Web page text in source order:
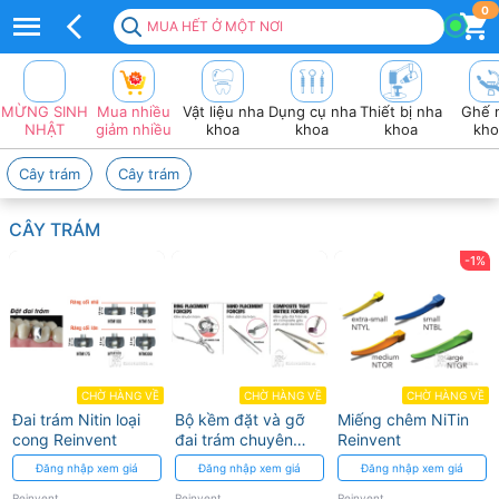
MUA HẾT Ở MỘT NƠI
0
Top
100+
sản
Phẩm
REINVENT
Giá
tốt
2026
❤️
đầy
đủ
MỪNG SINH
NHẬT
Mua nhiều
giảm nhiều
Vật liệu nha
khoa
Dụng cụ nha
khoa
Thiết bị nha
khoa
Ghế
Cây trám Cây trám
CÂY TRÁM
CHỜ HÀNG VỀ
Đai trám Nitin loại
cong Reinvent
Đăng nhập xem giá
CHỜ HÀNG VỀ
Bộ kềm đặt và gỡ
đai trám chuyên
dụng Reinvent
Đăng nhập xem giá
-1%
CHỜ HÀNG VỀ
Miếng chêm NiTin
Reinvent
Đăng nhập xem giá